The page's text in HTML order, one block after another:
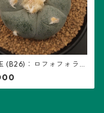
(B26)：ロフォフォラ属